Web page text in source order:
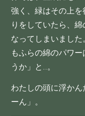
強く、緑はその上
りをしていたら、
なってしまいまし
もふらの綿のパワ
うか」と…。
わたしの頭に浮か
ーん」。